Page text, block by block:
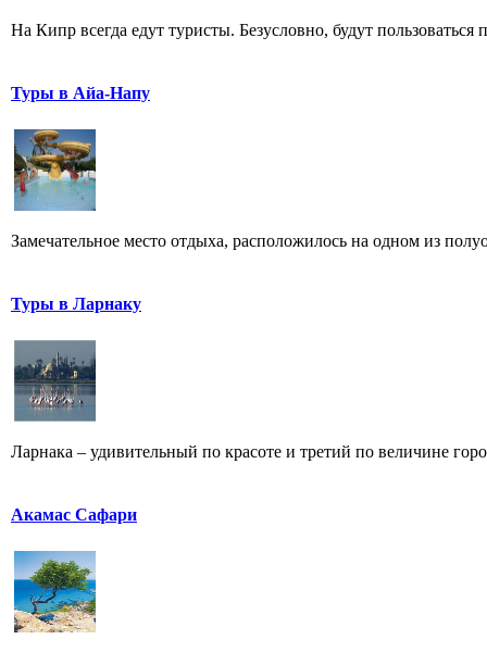
На Кипр всегда едут туристы. Безусловно, будут
Туры в Айа-Напу
Замечательное место отдыха, расположилось на одном из
Туры в Ларнаку
Ларнака – удивительный по красоте и третий по величине
Акамас Сафари